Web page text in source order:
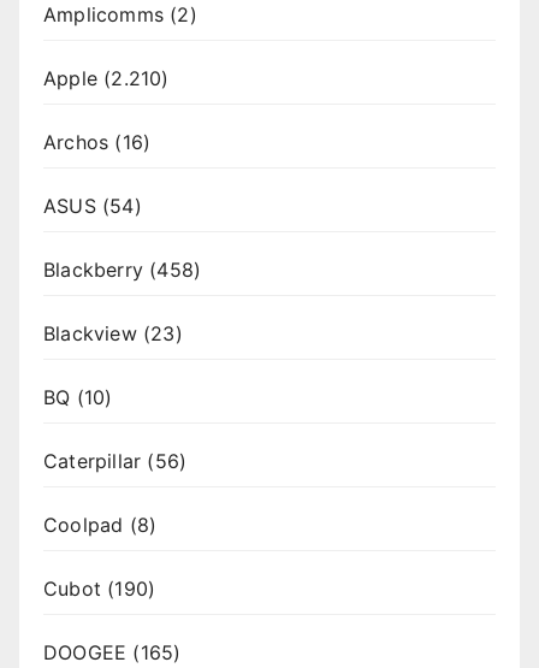
Amplicomms (2)
Apple (2.210)
Archos (16)
ASUS(54)
Blackberry (458)
Blackview(23)
BQ (10)
Caterpillar (56)
Coolpad (8)
Cubot (190)
DOOGEE (165)